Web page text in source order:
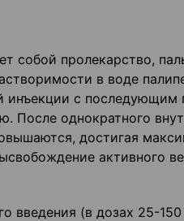
собой пролекарство,
в воде
инъекции с последующим
После однократного
достигая
активного
введения (в дозах 25-